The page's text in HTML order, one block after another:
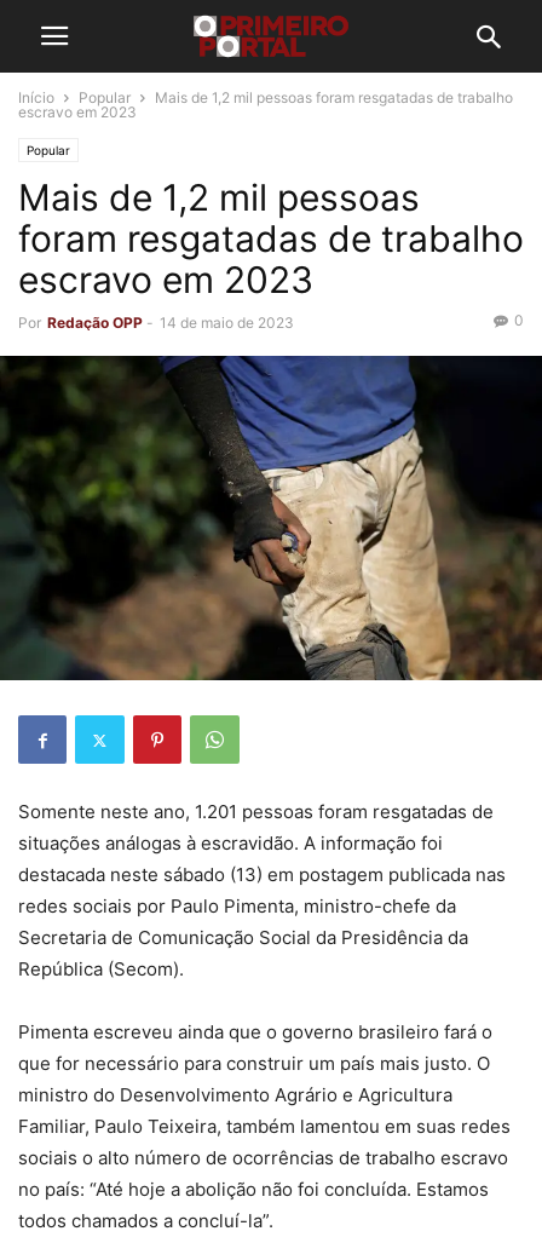
Início Popular
Mais de 1,2 mil pessoas foram resgatadas de trabalho
escravo em 2023
Popular
Mais de 1,2 mil pessoas
foram resgatadas de trabalho
escravo em 2023
Por Redação OPP - 14 de maio de 2023 0
Somente neste ano, 1.201 pessoas foram resgatadas de
situações análogas à escravidão. A informação foi
destacada neste sábado (13) em postagem publicada nas
redes sociais por Paulo Pimenta, ministro-chefe da
Secretaria de Comunicação Social da Presidência da
República (Secom).
Pimenta escreveu ainda que o governo brasileiro fará o
que for necessário para construir um país mais justo. O
ministro do Desenvolvimento Agrário e Agricultura
Familiar, Paulo Teixeira, também lamentou em suas redes
sociais o alto número de ocorrências de trabalho escravo
no país: “Até hoje a abolição não foi concluída. Estamos
todos chamados a concluí-la”.